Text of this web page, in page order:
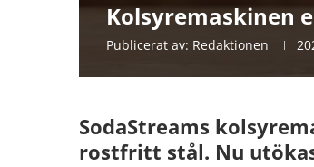
Kolsyremaskinen
Publicerat av: Redaktionen
SodaStreams
rostfritt stål. Nu